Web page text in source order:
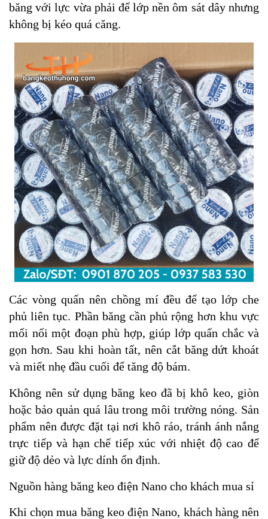
băng với lực vừa phải để lớp nền ôm sát dây nhưng
không bị kéo quá căng.
Các vòng quấn nên chồng mí đều để tạo lớp che
phủ liên tục. Phần băng cần phủ rộng hơn khu vực
mối nối một đoạn phù hợp, giúp lớp quấn chắc và
gọn hơn. Sau khi hoàn tất, nên cắt băng dứt khoát
và miết nhẹ đầu cuối để tăng độ bám.
Không nên sử dụng băng keo đã bị khô keo, giòn
hoặc bảo quản quá lâu trong môi trường nóng. Sản
phẩm nên được đặt tại nơi khô ráo, tránh ánh nắng
trực tiếp và hạn chế tiếp xúc với nhiệt độ cao để
giữ độ dẻo và lực dính ổn định.
Nguồn hàng băng keo điện Nano cho khách mua sỉ
Khi chọn mua băng keo điện Nano, khách hàng nên